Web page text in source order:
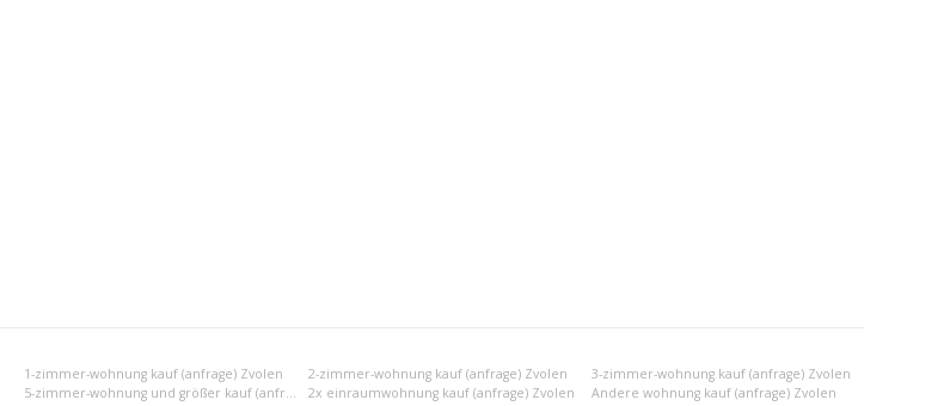
1-zimmer-wohnung kauf (anfrage) Zvolen 2-zimmer-wohnung kauf (anfrage) Zvolen
3-zimmer-wohnung kauf (anfrage) Zvolen
5-zimmer-wohnung und größer kauf (anfrage) Zvolen 2x einraumwohnung kauf (anfrage) Zvolen Andere wohnung kauf (anfrage) Zvolen